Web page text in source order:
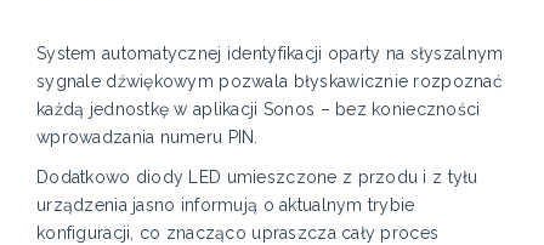
System automatycznej identyfikacji oparty na słyszalnym
sygnale dźwiękowym pozwala błyskawicznie rozpoznać
każdą jednostkę w aplikacji Sonos – bez konieczności
wprowadzania numeru PIN.
Dodatkowo diody LED umieszczone z przodu i z tyłu
urządzenia jasno informują o aktualnym trybie
konfiguracji, co znacząco upraszcza cały proces